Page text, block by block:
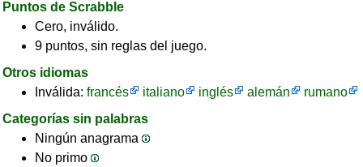
Puntos de Scrabble
Cero, inválido.
9 puntos, sin reglas del juego.
Otros idiomas
Inválida: francés italiano inglés alemán
rumano
Categorías sin palabras
Ningún anagrama
No primo